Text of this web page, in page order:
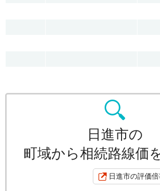
日進市の
町域から相続路線価
日進市の評価